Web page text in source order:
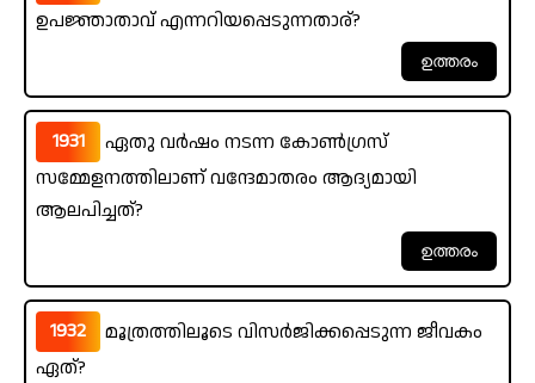
ഉപജ്ഞാതാവ് എന്നറിയപ്പെടുന്നതാര്?
1931
ഏതു വർഷം നടന്ന കോൺഗ്രസ്
സമ്മേളനത്തിലാണ് വന്ദേമാതരം ആദ്യമായി
ആലപിച്ചത്?
1932
മൂത്രത്തിലൂടെ വിസർജിക്കപ്പെടുന്ന ജീവകം
ഏത്?